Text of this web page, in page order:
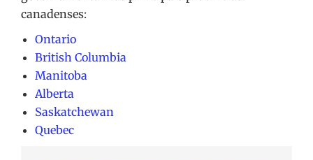
canadenses:
Ontario
British Columbia
Manitoba
Alberta
Saskatchewan
Quebec